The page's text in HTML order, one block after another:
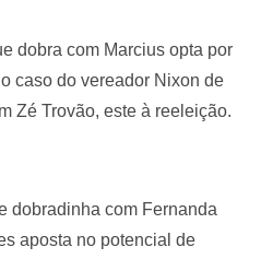
dobra com Marcius opta por
caso do vereador Nixon de
Zé Trovão, este à reeleição.
dobradinha com Fernanda
aposta no potencial de